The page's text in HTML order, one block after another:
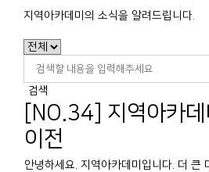
지역아카데미의 소식을 알려드립니다.
검색
[NO.34] 지역아카
이전
안녕하세요. 지역아카데미입니다. 더 큰